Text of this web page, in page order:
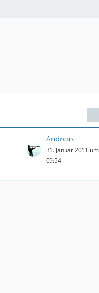
Andreas
31. Januar 2011 um
09:54